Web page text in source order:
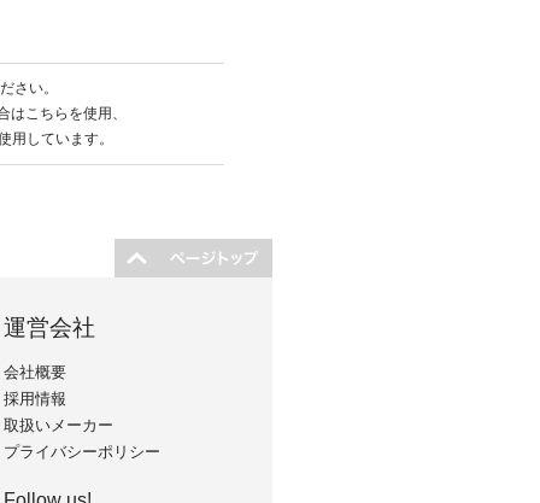
さい。
はこちらを使用、
用しています。
運営会社
会社概要
採用情報
取扱いメーカー
プライバシーポリシー